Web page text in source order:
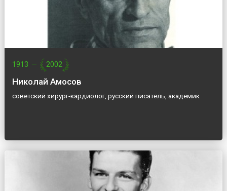
1913 — 2002
Николай Амосов
советский хирург-кардиолог, русский писатель, академик